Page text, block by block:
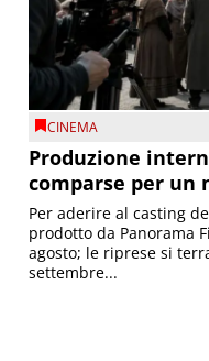
CINEMA
Produzione
comparse per un
Per aderire al casting
prodotto da Panorama
agosto; le riprese si
settembre...